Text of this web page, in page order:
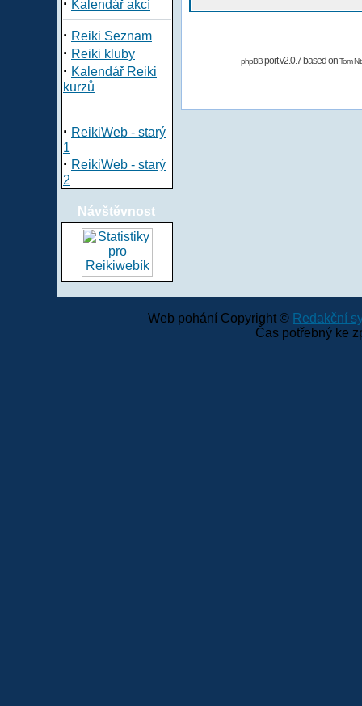
· Kalendář akcí
· Reiki Seznam
· Reiki kluby
· Kalendář Reiki
kurzů
· ReikiWeb - starý
1
· ReikiWeb - starý
2
Návštěvnost
phpBBport v2.0.7 based onTom
Web pohání Copyright © Redakční
Čas potřebný ke